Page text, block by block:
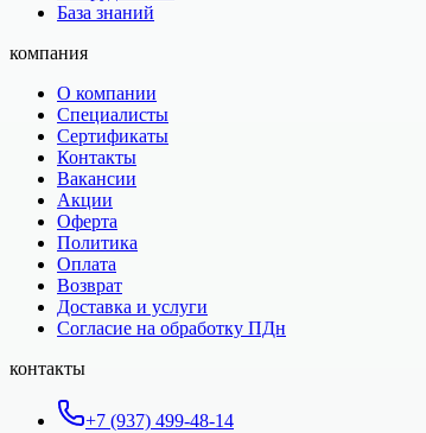
База знаний
компания
О компании
Специалисты
Сертификаты
Контакты
Вакансии
Акции
Оферта
Политика
Оплата
Возврат
Доставка и услуги
Согласие на обработку ПДн
контакты
+7 (937) 499-48-14